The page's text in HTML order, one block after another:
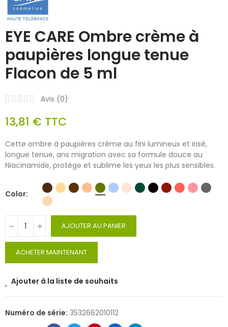
EYE CARE Ombre crème à
paupières longue tenue
Flacon de 5 ml
Avis (0)
13,81 € TTC
Cette ombre à paupières crème au fini lumineux et irisé,
longue tenue, ans migration avec sa formule douce au
Niacinamide, protège et sublime les yeux les plus sensibles.
Color
AJOUTER AU PANIER
ACHETER MAINTENANT
Ajouter à la liste de souhaits
Numéro de série: 3532662010112